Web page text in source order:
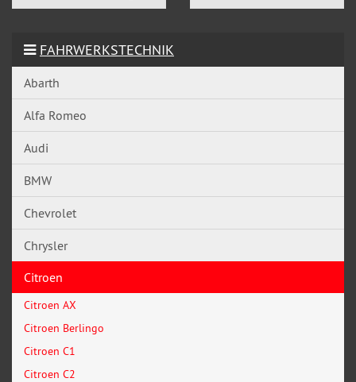
FAHRWERKSTECHNIK
Abarth
Alfa Romeo
Audi
BMW
Chevrolet
Chrysler
Citroen
Citroen AX
Citroen Berlingo
Citroen C1
Citroen C2